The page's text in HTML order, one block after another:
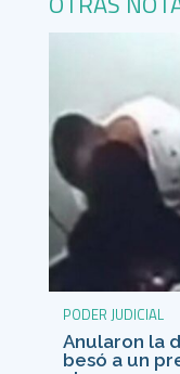
PODER JUDICIAL
Anularon la
besó a un